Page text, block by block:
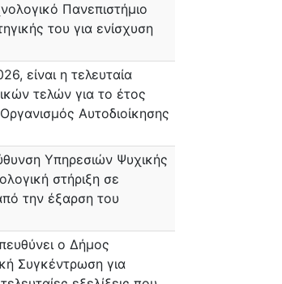
Πανεπιστήμιο
του για ενίσχυση
είναι η τελευταία
τελών για το έτος
Αυτοδιοίκησης
Υπηρεσιών Ψυχικής
στήριξη σε
την έξαρση του
ο Δήμος
Συγκέντρωση για